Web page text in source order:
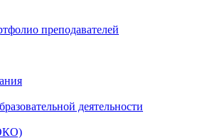
преподавателей
деятельности